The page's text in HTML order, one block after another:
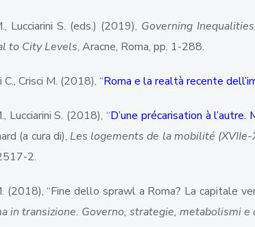
Lucciarini S. (eds.) (2019), Governing
to City Levels, Aracne, Roma, pp. 1-288.
C., Crisci M. (2018), “Roma e la realtà recente
Lucciarini S. (2018), “D’une précarisation à
(a cura di), Les logements de la mobilité (XVIIe-
2.
(2018), “Fine dello sprawl a Roma? La capitale
in transizione. Governo, strategie, metabolismi